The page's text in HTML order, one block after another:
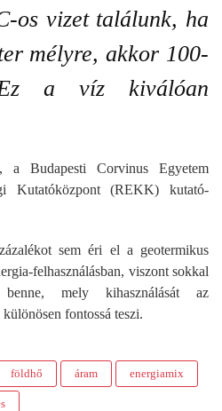
os vizet találunk, ha
mélyre, akkor 100-
a víz kiválóan
a Budapesti Corvinus Egyetem
Kutatóközpont (REKK) kutató-
sem éri el a geotermikus
felhasználásban, viszont sokkal
mely kihasználását az
fontossá teszi.
földhő áram energiamix